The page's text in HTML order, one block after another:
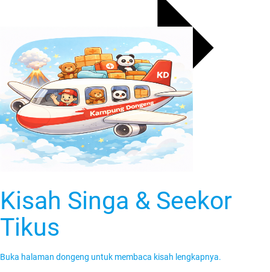
Kisah Singa & Seekor
Tikus
Buka halaman dongeng untuk membaca kisah lengkapnya.